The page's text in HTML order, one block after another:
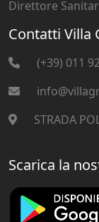
Direttore
Contatti Villa
(+39) 011
STRADA
Scarica la